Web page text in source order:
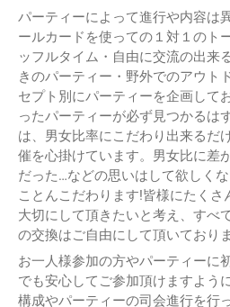
パーティーによって進行や内容は
ールカードを使っての１対１のト
ッフルタイム・自由に交流の出来
きのパーティー・野外でのアウト
セプト別にパーティーを企画して
ったパーティーが必ず見つかるは
は、男女比率にこだわり出来るだ
催を心掛けています。男女比に差
だった…などの思いはして欲しく
ことんこだわります!皆様にたく
大切にして頂きたいと考え、すべ
の交換はご自由にして頂いておりま
お一人様参加の方やパーティーに
でも安心してご参加頂けますよう
構成やパーティーの司会進行を行